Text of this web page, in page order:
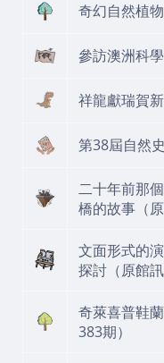
奇幻自然植
參訪澳洲科
祥龍獻瑞賀
第38屆自然
二十年前那
橋的故事 （
文面形式的
探討（原館訊
奇萊喜普鞋
383期）